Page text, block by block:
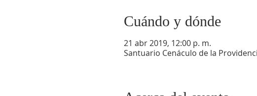
Cuándo y dónde
21 abr 2019, 12:00 p. m.
Santuario Cenáculo de la